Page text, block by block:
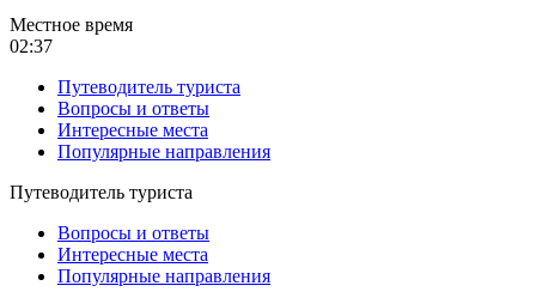
Местное время
02:37
Путеводитель туриста
Вопросы и ответы
Интересные места
Популярные направления
Путеводитель туриста
Вопросы и ответы
Интересные места
Популярные направления